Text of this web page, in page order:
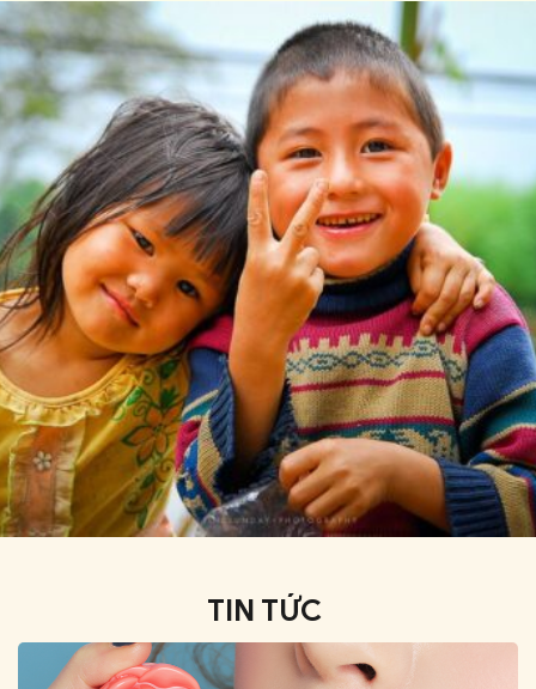
TIN TỨC